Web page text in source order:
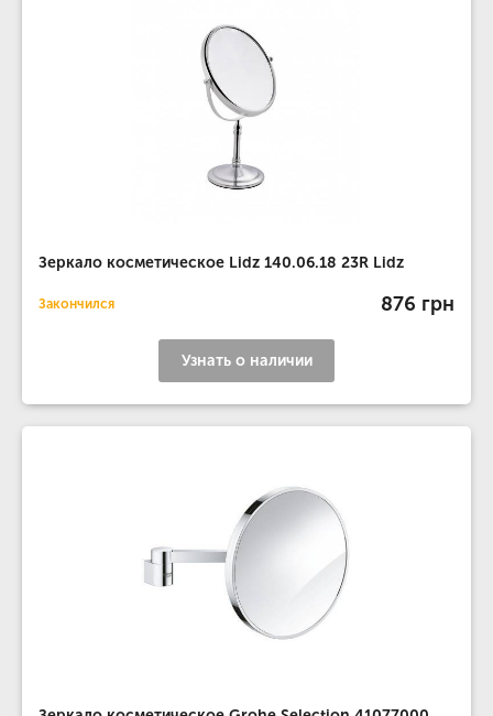
Зеркало косметическое Lidz 140.06.18 23R Lidz
Закончился 876 грн
Узнать о наличии